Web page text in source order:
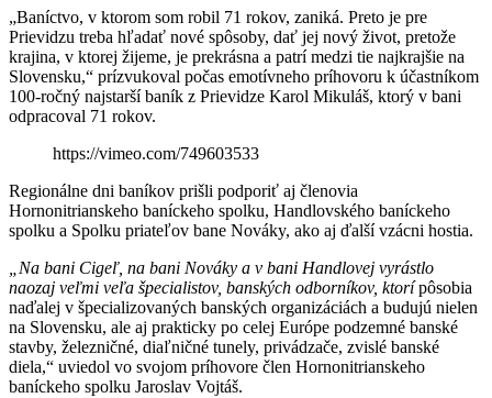
„Baníctvo, v ktorom som robil 71 rokov, zaniká. Preto je pre
Prievidzu treba hľadať nové spôsoby, dať jej nový život, pretože
krajina, v ktorej žijeme, je prekrásna a patrí medzi tie najkrajšie na
Slovensku,“ prízvukoval počas emotívneho príhovoru k účastníkom
100-ročný najstarší baník z Prievidze Karol Mikuláš, ktorý v bani
odpracoval 71 rokov.
https://vimeo.com/749603533
Regionálne dni baníkov prišli podporiť aj členovia
Hornonitrianskeho baníckeho spolku, Handlovského baníckeho
spolku a Spolku priateľov bane Nováky, ako aj ďalší vzácni hostia.
„Na bani Cigeľ, na bani Nováky a v bani Handlovej vyrástlo
naozaj veľmi veľa špecialistov, banských odborníkov, ktorípôsobia
naďalej v špecializovaných banských organizáciách a budujú nielen
na Slovensku, ale aj prakticky po celej Európe podzemné banské
stavby, železničné, diaľničné tunely, privádzače, zvislé banské
diela,“ uviedol vo svojom príhovore člen Hornonitrianskeho
baníckeho spolku Jaroslav Vojtáš.